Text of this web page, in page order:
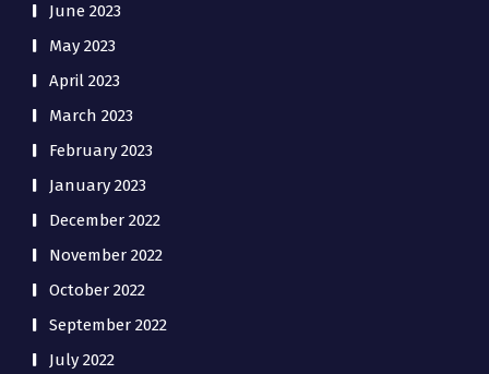
June 2023
May 2023
April 2023
March 2023
February 2023
January 2023
December 2022
November 2022
October 2022
September 2022
July 2022